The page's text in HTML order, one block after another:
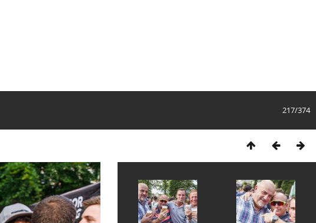
217/374